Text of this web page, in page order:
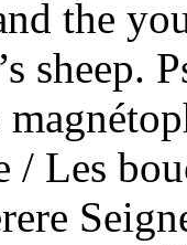
the
sheep.
/ Les